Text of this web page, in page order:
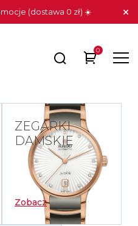
(dostawa 0 zł) ☀️
0
ZEGARKI
DAMSKIE
Zobacz